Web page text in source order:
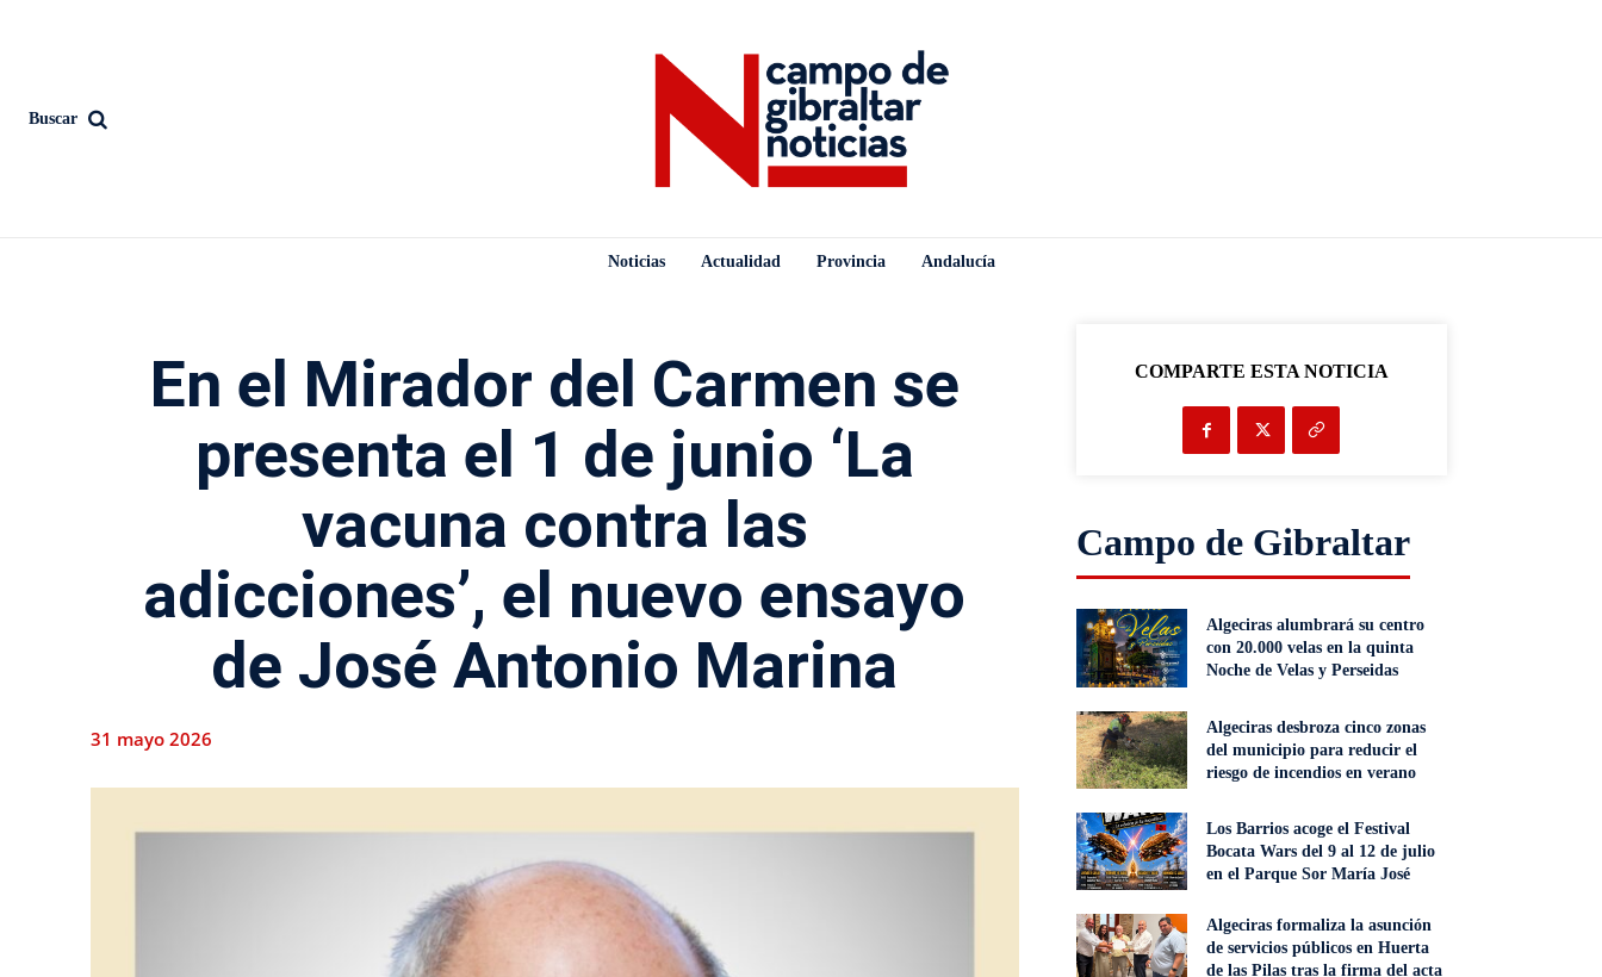
Buscar
Noticias Actualidad Provincia Andalucía
En el Mirador del Carmen se
presenta el 1 de junio ‘La
vacuna contra las
adicciones’, el nuevo ensayo
de José Antonio Marina
31 mayo 2026
COMPARTE ESTA NOTICIA
Campo de Gibraltar
Algeciras alumbrará su centro
con 20.000 velas en la quinta
Noche de Velas y Perseidas
Algeciras desbroza cinco zonas
del municipio para reducir el
riesgo de incendios en verano
Los Barrios acoge el Festival
Bocata Wars del 9 al 12 de julio
en el Parque Sor María José
Algeciras formaliza la asunción
de servicios públicos en Huerta
de las Pilas tras la firma del acta